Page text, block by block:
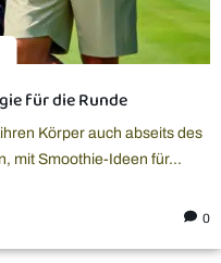
für die Runde
Körper auch abseits des
mit Smoothie-Ideen für...
0